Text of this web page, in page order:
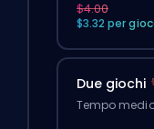
$4.00
$3.32 per
Due giochi
Tempo